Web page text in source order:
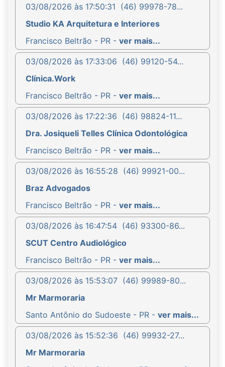
03/08/2026 às 17:50:31 (46) 99978-78...
Studio KA Arquitetura e Interiores
Francisco Beltrão - PR - ver mais...
03/08/2026 às 17:33:06 (46) 99120-54...
Clínica.Work
Francisco Beltrão - PR - ver mais...
03/08/2026 às 17:22:36 (46) 98824-11...
Dra. Josiqueli Telles Clínica Odontológica
Francisco Beltrão - PR - ver mais...
03/08/2026 às 16:55:28 (46) 99921-00...
Braz Advogados
Francisco Beltrão - PR - ver mais...
03/08/2026 às 16:47:54 (46) 93300-86...
SCUT Centro Audiológico
Francisco Beltrão - PR - ver mais...
03/08/2026 às 15:53:07 (46) 99989-80...
Mr Marmoraria
Santo Antônio do Sudoeste - PR - ver mais...
03/08/2026 às 15:52:36 (46) 99932-27...
Mr Marmoraria